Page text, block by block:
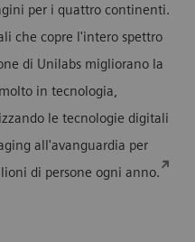
per i quattro continenti.
che copre l'intero spettro
di Unilabs migliorano la
in tecnologia,
le tecnologie digitali
all'avanguardia per
di persone ogni anno.